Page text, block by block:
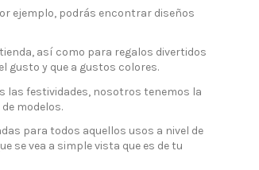
ejemplo, podrás encontrar diseños
así como para regalos divertidos
gusto y que a gustos colores.
las festividades, nosotros tenemos la
modelos.
para todos aquellos usos a nivel de
se vea a simple vista que es de tu